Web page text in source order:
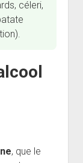
céleri,
, que le